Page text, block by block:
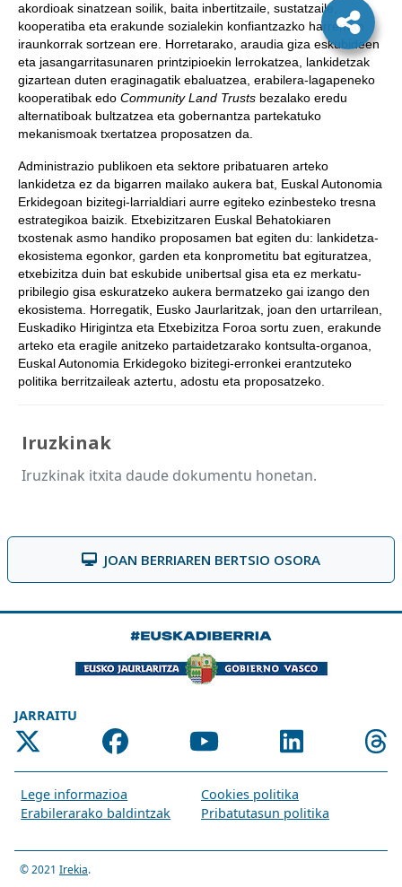
akordioak sinatzean soilik, baita inbertitzaile, sustatzaile,
kooperatiba eta erakunde sozialekin konfiantzazko harreman
iraunkorrak sortzean ere. Horretarako, araudia giza eskubideen
eta jasangarritasunaren printzipioekin lerrokatzea, lankidetzak
gizartean duten eraginagatik ebaluatzea, erabilera-lagapeneko
kooperatibak edo Community Land Trusts bezalako eredu
alternatiboak bultzatzea eta gobernantza partekatuko
mekanismoak txertatzea proposatzen da.
Administrazio publikoen eta sektore pribatuaren arteko
lankidetza ez da bigarren mailako aukera bat, Euskal Autonomia
Erkidegoan bizitegi-larrialdiari aurre egiteko ezinbesteko tresna
estrategikoa baizik. Etxebizitzaren Euskal Behatokiaren
txostenak asmo handiko proposamen bat egiten du: lankidetza-
ekosistema egonkor, garden eta konprometitu bat egituratzea,
etxebizitza duin bat eskubide unibertsal gisa eta ez merkatu-
pribilegio gisa eskuratzeko aukera bermatzeko gai izango den
ekosistema. Horregatik, Eusko Jaurlaritzak, joan den urtarrilean,
Euskadiko Hirigintza eta Etxebizitza Foroa sortu zuen, erakunde
arteko eta eragile anitzeko partaidetzarako kontsulta-organoa,
Euskal Autonomia Erkidegoko bizitegi-erronkei erantzuteko
politika berritzaileak aztertu, adostu eta proposatzeko.
Iruzkinak
Iruzkinak itxita daude dokumentu honetan.
JOAN BERRIAREN BERTSIO OSORA
JARRAITU
Lege informazioa
Cookies politika
Erabilerarako baldintzak
Pribatutasun politika
© 2021 Irekia.